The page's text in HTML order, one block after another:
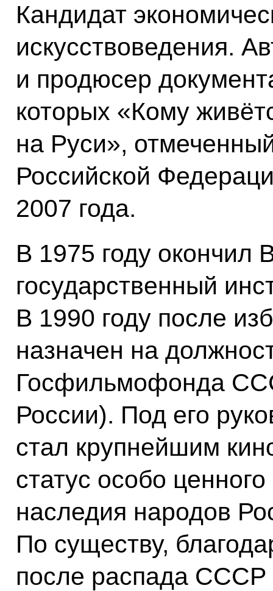
Кандидат
искусствоведения.
и продюсер
которых «Кому
на Руси»,
Российской
2007 года.
В 1975 году окончил
государственный
В 1990 году после
назначен на
Госфильмофонда
России). Под его
стал крупнейшим
статус особо
наследия народов
По существу,
после распада СССР